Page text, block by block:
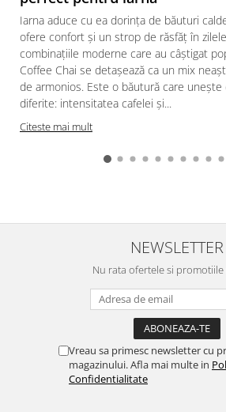
Iarna aduce cu ea dorința de băuturi
ofere confort și un strop de răsfăț în
combinațiile moderne care au câștigat
Coffee Chai se detașează ca un mix
de armonios. Este o băutură care
diferite: intensitatea cafelei și...
Citeste mai mult
NEWSLETTER
Nu rata ofertele si
Vreau sa primesc newsletter cu
magazinului. Afla mai multe in
Confidentialitate